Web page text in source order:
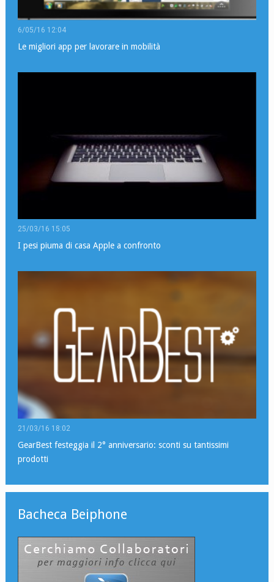
6/05/16 12:04
Le migliori app per lavorare in mobilità
25/03/16 15:05
I pesi piuma di casa Apple a confronto
21/03/16 18:02
GearBest festeggia il 2° anniversario: sconti su tantissimi
prodotti
Bacheca Beiphone